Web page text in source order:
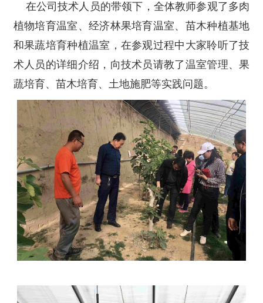
在公司技术人员的带领下，全体教师参观了多肉
植物培育温室、经济林果培育温室、苗木种植基地
和果蔬培育种植温室，在参观过程中大家聆听了技
术人员的详细介绍，向技术员请教了温室管理、果
蔬培育、苗木培育、土地施肥等实践问题。